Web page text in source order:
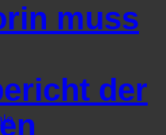
muss
der